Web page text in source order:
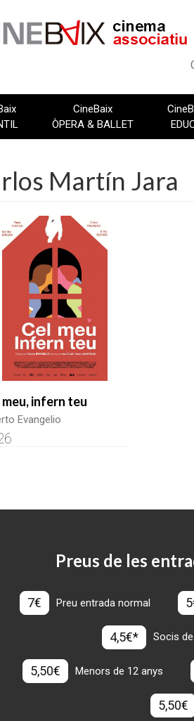
CineBaix
ÒPERA & BALLET
Martín Jara
meu, infern teu
Evangelio
Preus de les
7€ Preu entrada normal
4,5€* Socis
5,50€ Menors de 12 anys
5,50€